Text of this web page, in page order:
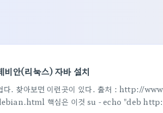
비안(리눅스) 자바 설치
다. 찾아보면 이런곳이 있다. 출처 : http://
핵심은 이것 su - echo "deb